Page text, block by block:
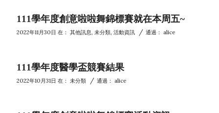
111學年度創意啦啦舞錦標賽就在本周五~
2022年11月30日 在： 其他訊息 , 未分類, 活動資訊 / 通過： alice
111學年度醫學盃競賽結果
2022年10月31日 在： 未分類 / 通過： alice